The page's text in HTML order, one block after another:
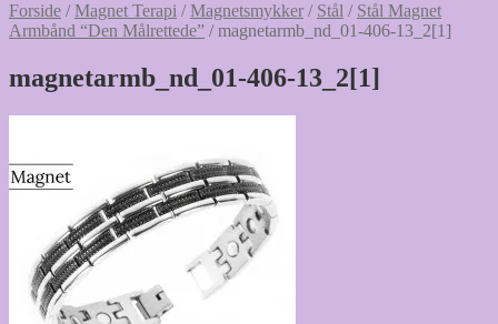
Forside /Magnet Terapi /Magnetsmykker / Stål / Stål Magnet
Armbånd “Den Målrettede” /magnetarmb_nd_01-406-13_2[1]
magnetarmb_nd_01-406-13_2[1]